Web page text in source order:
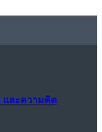
และความคิด